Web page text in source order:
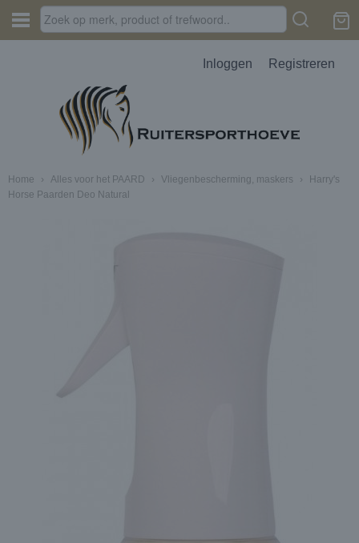
Inloggen Registreren
Home › Alles voor het PAARD › Vliegenbescherming, maskers ›
Harry's
Horse Paarden Deo Natural